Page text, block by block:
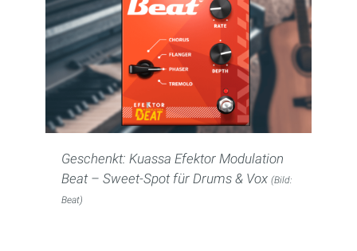
Geschenkt: Kuassa Efektor Modulation
Beat – Sweet-Spot für Drums & Vox (Bild:
Beat)